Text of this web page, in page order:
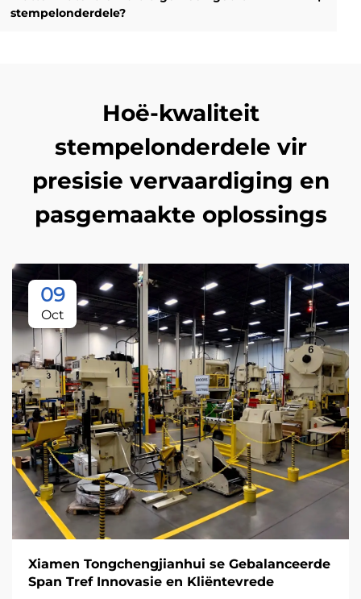
stempelonderdele?
Hoë-kwaliteit
stempelonderdele vir
presisie vervaardiging en
pasgemaakte oplossings
09
Oct
Xiamen Tongchengjianhui se Gebalanceerde
Span Tref Innovasie en Kliëntevrede